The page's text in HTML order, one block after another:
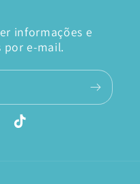
informações e
por e-mail.
TikTok